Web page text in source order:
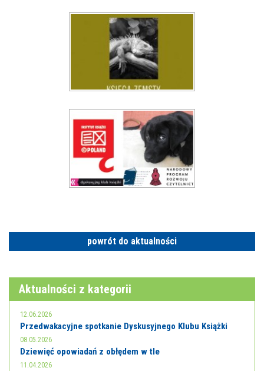
powrót do aktualności
Aktualności z kategorii
12.06.2026
Przedwakacyjne spotkanie Dyskusyjnego Klubu Książki
08.05.2026
Dziewięć opowiadań z obłędem w tle
11.04.2026